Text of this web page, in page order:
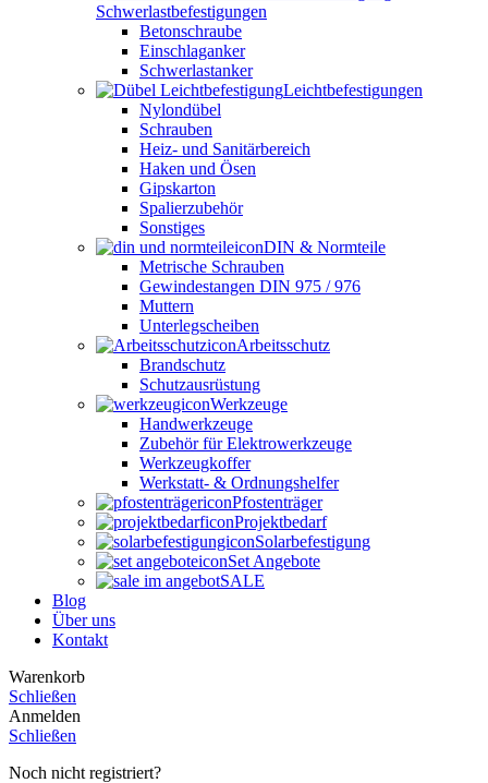
Schwerlastbefestigungen
Betonschraube
Einschlaganker
Schwerlastanker
Leichtbefestigungen
Nylondübel
Schrauben
Heiz- und Sanitärbereich
Haken und Ösen
Gipskarton
Spalierzubehör
Sonstiges
DIN & Normteile
Metrische Schrauben
Gewindestangen DIN 975 / 976
Muttern
Unterlegscheiben
Arbeitsschutz
Brandschutz
Schutzausrüstung
Werkzeuge
Handwerkzeuge
Zubehör für Elektrowerkzeuge
Werkzeugkoffer
Werkstatt- & Ordnungshelfer
Pfostenträger
Projektbedarf
Solarbefestigung
Set Angebote
SALE
Blog
Über uns
Kontakt
Warenkorb
Schließen
Anmelden
Schließen
Noch nicht registriert?